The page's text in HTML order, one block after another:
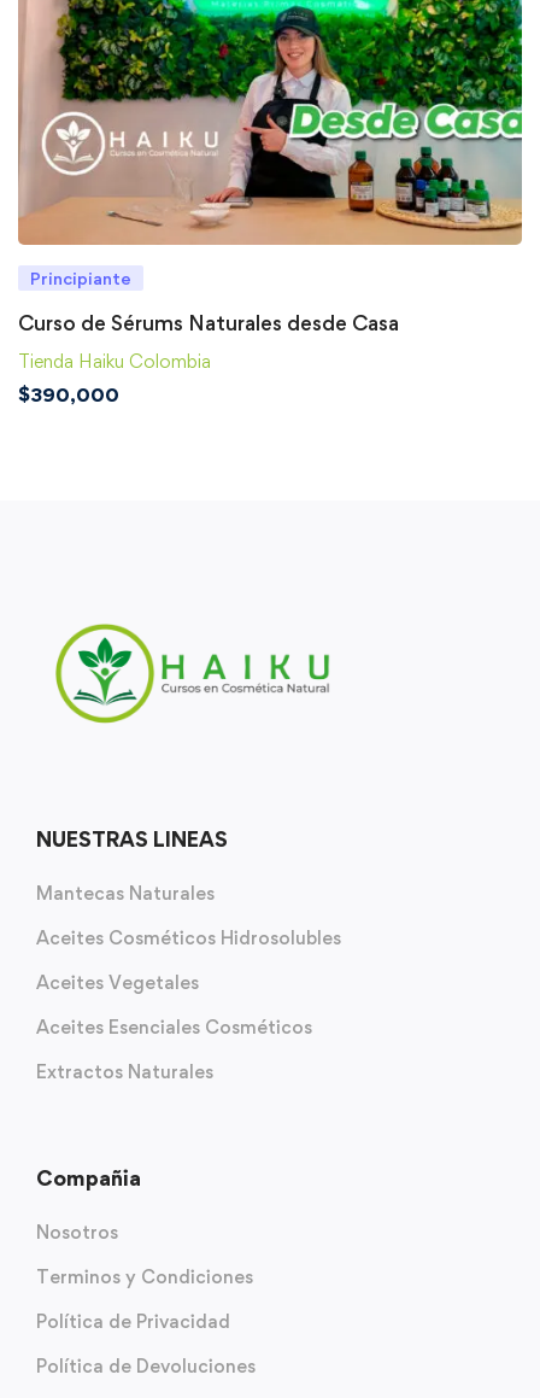
Principiante
Curso de Sérums Naturales desde Casa
Tienda Haiku Colombia
$390,000
NUESTRAS LINEAS
Mantecas Naturales
Aceites Cosméticos Hidrosolubles
Aceites Vegetales
Aceites Esenciales Cosméticos
Extractos Naturales
Compañia
Nosotros
Terminos y Condiciones
Política de Privacidad
Política de Devoluciones